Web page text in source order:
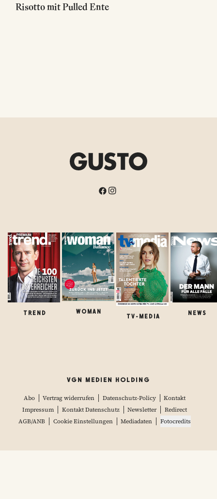
Risotto mit Pulled Ente
TREND WOMAN
TV-MEDIA
NEWS
VGN MEDIEN HOLDING
Abo Vertrag widerrufen Datenschutz-Policy
Kontakt
Impressum
Kontakt Datenschutz Newsletter
Redirect
AGB/ANB
Cookie Einstellungen Mediadaten Fotocredits